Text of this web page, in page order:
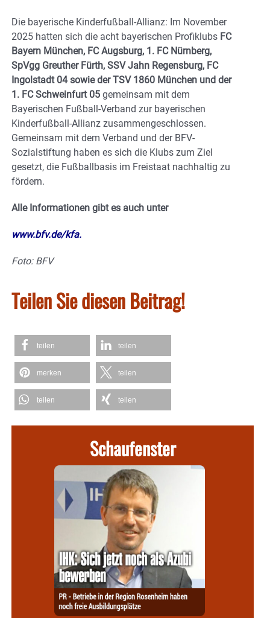
Die bayerische Kinderfußball-Allianz: Im November
2025 hatten sich die acht bayerischen Profiklubs FC
Bayern München, FC Augsburg, 1. FC Nürnberg,
SpVgg Greuther Fürth, SSV Jahn Regensburg, FC
Ingolstadt 04 sowie der TSV 1860 München und der
1. FC Schweinfurt 05 gemeinsam mit dem
Bayerischen Fußball-Verband zur bayerischen
Kinderfußball-Allianz zusammengeschlossen.
Gemeinsam mit dem Verband und der BFV-
Sozialstiftung haben es sich die Klubs zum Ziel
gesetzt, die Fußballbasis im Freistaat nachhaltig zu
fördern.
Alle Informationen gibt es auch unter
www.bfv.de/kfa.
Foto: BFV
Teilen Sie diesen Beitrag!
teilen teilen
merken teilen
teilen teilen
Schaufenster